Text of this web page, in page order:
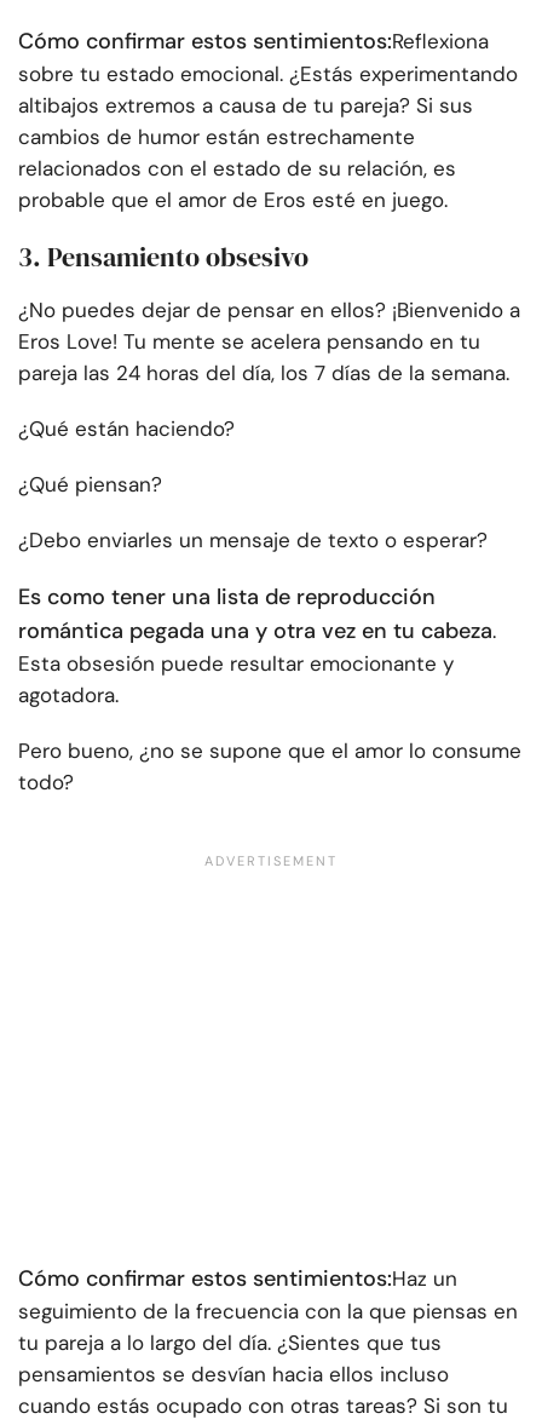
Cómo confirmar estos sentimientos:Reflexiona
sobre tu estado emocional. ¿Estás experimentando
altibajos extremos a causa de tu pareja? Si sus
cambios de humor están estrechamente
relacionados con el estado de su relación, es
probable que el amor de Eros esté en juego.
3. Pensamiento obsesivo
¿No puedes dejar de pensar en ellos? ¡Bienvenido a
Eros Love! Tu mente se acelera pensando en tu
pareja las 24 horas del día, los 7 días de la semana.
¿Qué están haciendo?
¿Qué piensan?
¿Debo enviarles un mensaje de texto o esperar?
Es como tener una lista de reproducción
romántica pegada una y otra vez en tu cabeza.
Esta obsesión puede resultar emocionante y
agotadora.
Pero bueno, ¿no se supone que el amor lo consume
todo?
Cómo confirmar estos sentimientos:Haz un
seguimiento de la frecuencia con la que piensas en
tu pareja a lo largo del día. ¿Sientes que tus
pensamientos se desvían hacia ellos incluso
cuando estás ocupado con otras tareas? Si son tu